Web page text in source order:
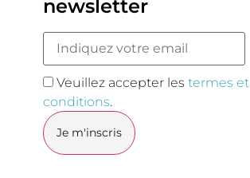
newsletter
Veuillez accepter lestermes et
conditions.